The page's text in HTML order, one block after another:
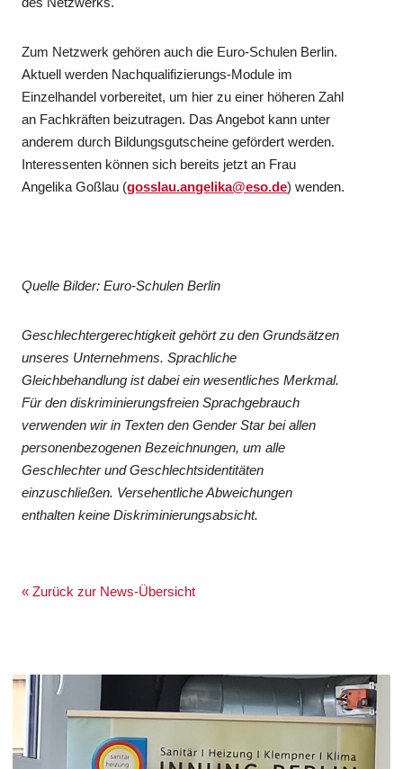
Zum Netzwerk gehören auch die Euro-Schulen Berlin.
Aktuell werden Nachqualifizierungs-Module im
Einzelhandel vorbereitet, um hier zu einer höheren Zahl
an Fachkräften beizutragen. Das Angebot kann unter
anderem durch Bildungsgutscheine gefördert werden.
Interessenten können sich bereits jetzt an Frau
Angelika Goßlau (gosslau.angelika@eso.de) wenden.
Quelle Bilder: Euro-Schulen Berlin
Geschlechtergerechtigkeit gehört zu den Grundsätzen
unseres Unternehmens. Sprachliche
Gleichbehandlung ist dabei ein wesentliches Merkmal.
Für den diskriminierungsfreien Sprachgebrauch
verwenden wir in Texten den Gender Star bei allen
personenbezogenen Bezeichnungen, um alle
Geschlechter und Geschlechtsidentitäten
einzuschließen. Versehentliche Abweichungen
enthalten keine Diskriminierungsabsicht.
« Zurück zur News-Übersicht